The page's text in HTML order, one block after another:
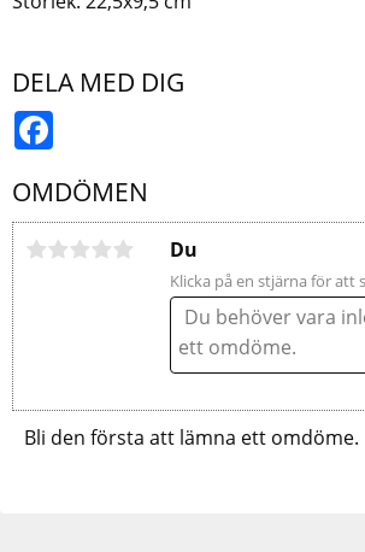
DELA MED DIG
OMDÖMEN
Du
Klicka på en stjärna för att
Bli den första att lämna ett omdöme.